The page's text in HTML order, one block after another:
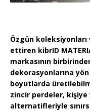
Özgün
ettiren kibrID
markasının
dekorasyonlarına
boyutlarda
zincir perdeler, kişiye
alternatifleriyle